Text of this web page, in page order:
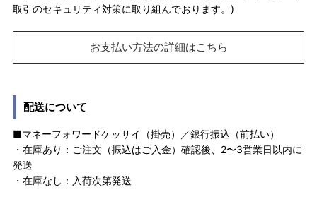
取引のセキュリティ対策に取り組んでおります。)
お支払い方法の詳細はこちら
配送について
■マネーフォワードケッサイ（掛売）／銀行振込（前払い）
・在庫あり：ご注文（振込はご入金）確認後、2〜3営業日以内に
発送
・在庫なし：入荷次第発送